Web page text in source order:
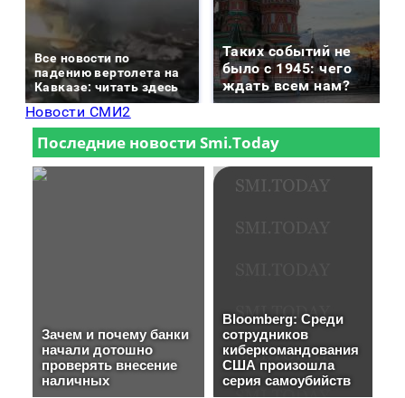
Все новости по
падению вертолета на
Кавказе: читать здесь
Таких событий не
было с 1945: чего
ждать всем нам?
Новости СМИ2